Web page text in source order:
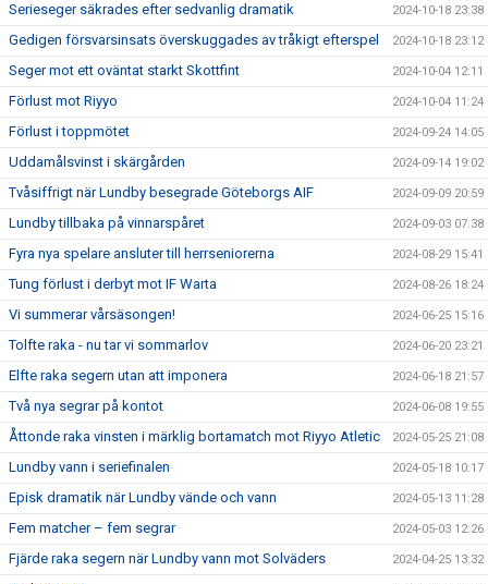
Serieseger säkrades efter sedvanlig dramatik 2024-10-18 23:38
Gedigen försvarsinsats överskuggades av tråkigt efterspel 2024-10-18 23:12
Seger mot ett oväntat starkt Skottfint 2024-10-04 12:11
Förlust mot Riyyo 2024-10-04 11:24
Förlust i toppmötet 2024-09-24 14:05
Uddamålsvinst i skärgården 2024-09-14 19:02
Tvåsiffrigt när Lundby besegrade Göteborgs AIF 2024-09-09 20:59
Lundby tillbaka på vinnarspåret 2024-09-03 07:38
Fyra nya spelare ansluter till herrseniorerna 2024-08-29 15:41
Tung förlust i derbyt mot IF Warta 2024-08-26 18:24
Vi summerar vårsäsongen! 2024-06-25 15:16
Tolfte raka - nu tar vi sommarlov 2024-06-20 23:21
Elfte raka segern utan att imponera 2024-06-18 21:57
Två nya segrar på kontot 2024-06-08 19:55
Åttonde raka vinsten i märklig bortamatch mot Riyyo Atletic 2024-05-25 21:08
Lundby vann i seriefinalen 2024-05-18 10:17
Episk dramatik när Lundby vände och vann 2024-05-13 11:28
Fem matcher – fem segrar 2024-05-03 12:26
Fjärde raka segern när Lundby vann mot Solväders 2024-04-25 13:32